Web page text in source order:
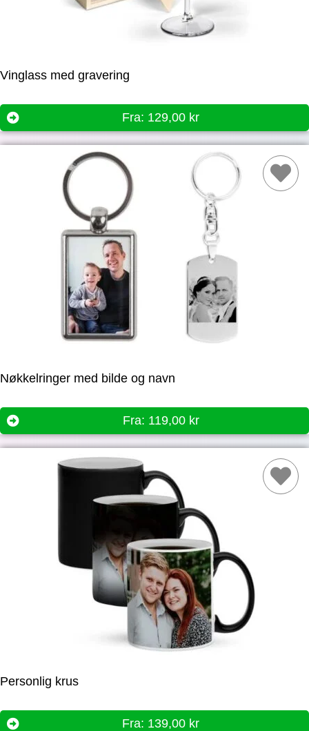
Vinglass med gravering
Fra: 129,00 kr
Nøkkelringer med bilde og navn
Fra: 119,00 kr
Personlig krus
Fra: 139,00 kr